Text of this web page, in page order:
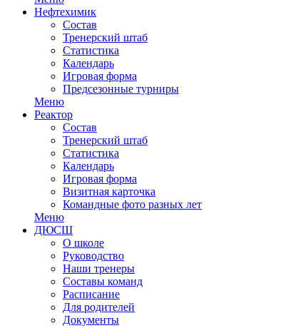
Нефтехимик
Состав
Тренерский штаб
Статистика
Календарь
Игровая форма
Предсезонные турниры
Меню
Реактор
Состав
Тренерский штаб
Статистика
Календарь
Игровая форма
Визитная карточка
Командные фото разных лет
Меню
ДЮСШ
О школе
Руководство
Наши тренеры
Составы команд
Расписание
Для родителей
Документы